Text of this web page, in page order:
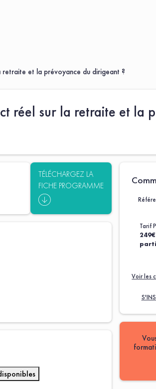
et la prévoyance du dirigeant ?
réel sur la retraite et la
TÉLÉCHARGEZ LA
FICHE PROGRAMME
Tarif
Voir les